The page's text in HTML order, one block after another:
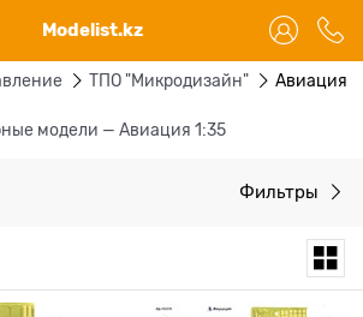
Modelist.kz
ТПО "Микродизайн" Авиация
модели — Авиация 1:35
Фильтры